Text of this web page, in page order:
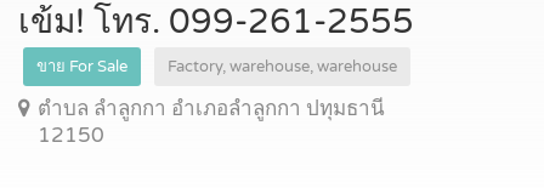
เข้ม! โทร. 099-261-2555
ขาย For Sale Factory, warehouse, warehouse
ตำบล ลำลูกกา อำเภอลำลูกกา ปทุมธานี
12150